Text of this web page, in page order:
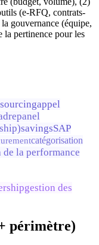
(e-RFQ, contrats-
gouvernance (équipe,
la pertinence pour les
sourcingappel
panel
savingsSAP
catégorisation
de la performance
gestion des
périmètre)